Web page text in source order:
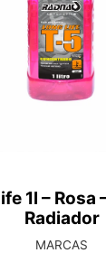
1l – Rosa
Radiador
MARCAS